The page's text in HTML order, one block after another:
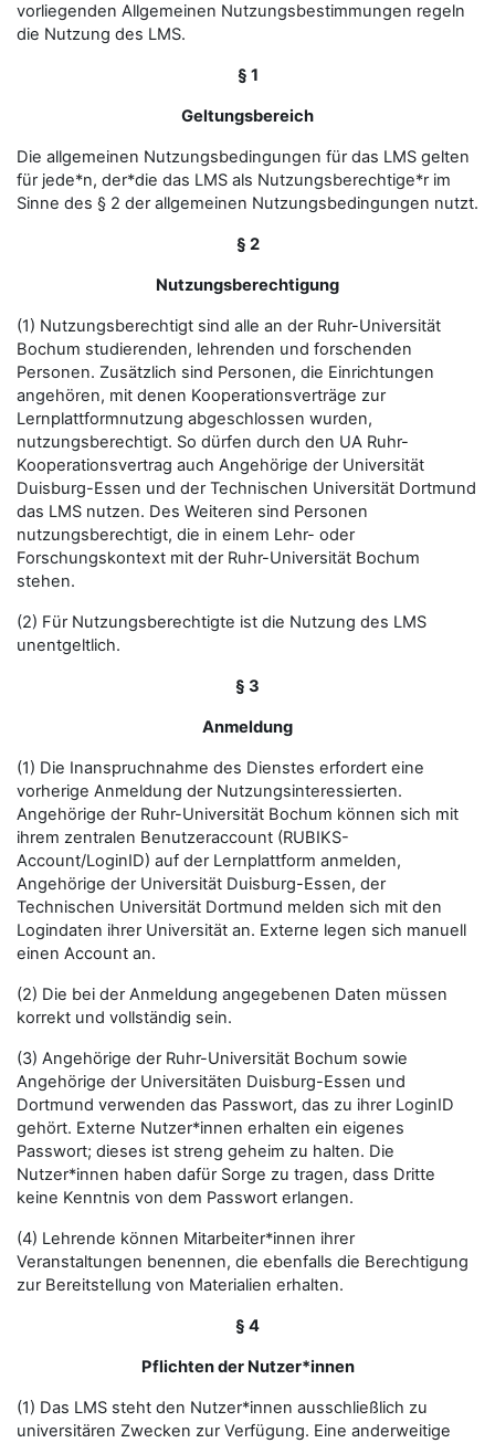
vorliegenden Allgemeinen Nutzungsbestimmungen regeln
die Nutzung des LMS.
§ 1
Geltungsbereich
Die allgemeinen Nutzungsbedingungen für das LMS gelten
für jede*n, der*die das LMS als Nutzungsberechtige*r im
Sinne des § 2 der allgemeinen Nutzungsbedingungen nutzt.
§ 2
Nutzungsberechtigung
(1) Nutzungsberechtigt sind alle an der Ruhr-Universität
Bochum studierenden, lehrenden und forschenden
Personen. Zusätzlich sind Personen, die Einrichtungen
angehören, mit denen Kooperationsverträge zur
Lernplattformnutzung abgeschlossen wurden,
nutzungsberechtigt. So dürfen durch den UA Ruhr-
Kooperationsvertrag auch Angehörige der Universität
Duisburg-Essen und der Technischen Universität Dortmund
das LMS nutzen. Des Weiteren sind Personen
nutzungsberechtigt, die in einem Lehr- oder
Forschungskontext mit der Ruhr-Universität Bochum
stehen.
(2) Für Nutzungsberechtigte ist die Nutzung des LMS
unentgeltlich.
§ 3
Anmeldung
(1) Die Inanspruchnahme des Dienstes erfordert eine
vorherige Anmeldung der Nutzungsinteressierten.
Angehörige der Ruhr-Universität Bochum können sich mit
ihrem zentralen Benutzeraccount (RUBIKS-
Account/LoginID) auf der Lernplattform anmelden,
Angehörige der Universität Duisburg-Essen, der
Technischen Universität Dortmund melden sich mit den
Logindaten ihrer Universität an. Externe legen sich manuell
einen Account an.
(2) Die bei der Anmeldung angegebenen Daten müssen
korrekt und vollständig sein.
(3) Angehörige der Ruhr-Universität Bochum sowie
Angehörige der Universitäten Duisburg-Essen und
Dortmund verwenden das Passwort, das zu ihrer LoginID
gehört. Externe Nutzer*innen erhalten ein eigenes
Passwort; dieses ist streng geheim zu halten. Die
Nutzer*innen haben dafür Sorge zu tragen, dass Dritte
keine Kenntnis von dem Passwort erlangen.
(4) Lehrende können Mitarbeiter*innen ihrer
Veranstaltungen benennen, die ebenfalls die Berechtigung
zur Bereitstellung von Materialien erhalten.
§ 4
Pflichten der Nutzer*innen
(1) Das LMS steht den Nutzer*innen ausschließlich zu
universitären Zwecken zur Verfügung. Eine anderweitige